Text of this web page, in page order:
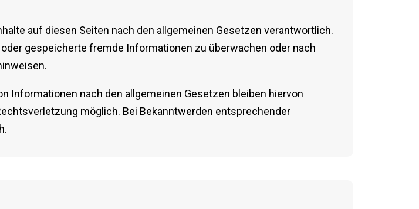
auf diesen Seiten nach den allgemeinen Gesetzen verantwortlich.
gespeicherte fremde Informationen zu überwachen oder nach
Informationen nach den allgemeinen Gesetzen bleiben hiervon
möglich. Bei Bekanntwerden entsprechender